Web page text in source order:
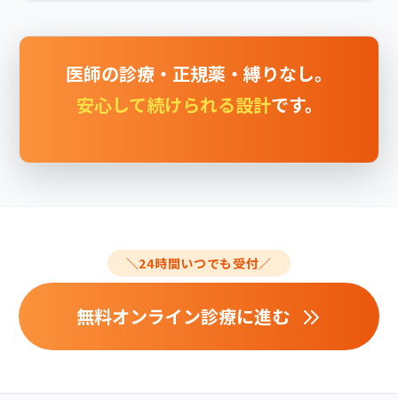
医師の診療・正規薬・縛りなし。
安心して続けられる設計です。
＼24時間いつでも受付／
無料オンライン診療に進む